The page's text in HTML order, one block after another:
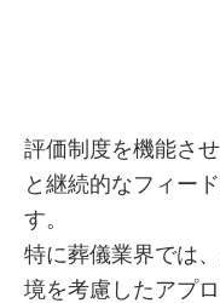
評価制度を機能さ
と継続的なフィー
す。
特に葬儀業界では
境を考慮したアプ